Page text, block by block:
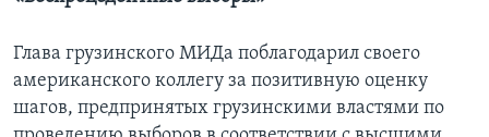
Глава грузинского МИДа поблагодарил своего
американского коллегу за позитивную оценку
шагов, предпринятых грузинскими властями по